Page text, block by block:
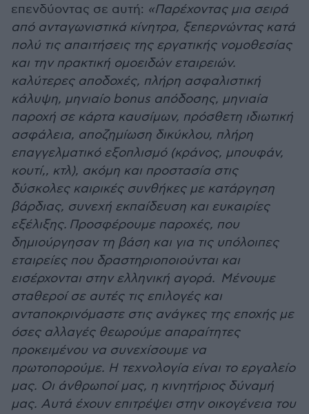
επενδύοντας σε αυτή: «Παρέχοντας μια σειρά
από ανταγωνιστικά κίνητρα, ξεπερνώντας κατά
πολύ τις απαιτήσεις της εργατικής νομοθεσίας
και την πρακτική ομοειδών εταιρειών.
καλύτερες αποδοχές, πλήρη ασφαλιστική
κάλυψη, μηνιαίο bonus απόδοσης, μηνιαία
παροχή σε κάρτα καυσίμων, πρόσθετη ιδιωτική
ασφάλεια, αποζημίωση δικύκλου, πλήρη
επαγγελματικό εξοπλισμό (κράνος, μπουφάν,
κουτί,, κτλ), ακόμη και προστασία στις
δύσκολες καιρικές συνθήκες με κατάργηση
βάρδιας, συνεχή εκπαίδευση και ευκαιρίες
εξέλιξης. Προσφέρουμε παροχές, που
δημιούργησαν τη βάση και για τις υπόλοιπες
εταιρείες που δραστηριοποιούνται και
εισέρχονται στην ελληνική αγορά. Μένουμε
σταθεροί σε αυτές τις επιλογές και
ανταποκρινόμαστε στις ανάγκες της εποχής με
όσες αλλαγές θεωρούμε απαραίτητες
προκειμένου να συνεχίσουμε να
πρωτοπορούμε. Η τεχνολογία είναι το εργαλείο
μας. Οι άνθρωποί μας, η κινητήριος δύναμή
μας. Αυτά έχουν επιτρέψει στην οικογένεια του